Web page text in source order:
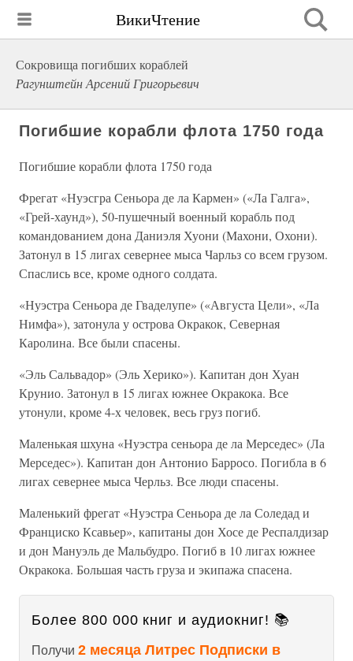
ВикиЧтение
Сокровища погибших кораблей
Рагунштейн Арсений Григорьевич
Погибшие корабли флота 1750 года
Погибшие корабли флота 1750 года
Фрегат «Нуэсгра Сеньора де ла Кармен» («Ла Галга»,
«Грей-хаунд»), 50-пушечный военный корабль под
командованием дона Даниэля Хуони (Махони, Охони).
Затонул в 15 лигах севернее мыса Чарльз со всем грузом.
Спаслись все, кроме одного солдата.
«Нуэстра Сеньора де Гваделупе» («Августа Цели», «Ла
Нимфа»), затонула у острова Окракок, Северная
Каролина. Все были спасены.
«Эль Сальвадор» (Эль Херико»). Капитан дон Хуан
Крунио. Затонул в 15 лигах южнее Окракока. Все
утонули, кроме 4-х человек, весь груз погиб.
Маленькая шхуна «Нуэстра сеньора де ла Мерседес» (Ла
Мерседес»). Капитан дон Антонио Барросо. Погибла в 6
лигах севернее мыса Черльз. Все люди спасены.
Маленький фрегат «Нуэстра Сеньора де ла Соледад и
Франциско Ксавьер», капитаны дон Хосе де Респалдизар
и дон Мануэль де Мальбудро. Погиб в 10 лигах южнее
Окракока. Большая часть груза и экипажа спасена.
Более 800 000 книг и аудиокниг! 📚
Получи 2 месяца Литрес Подписки в